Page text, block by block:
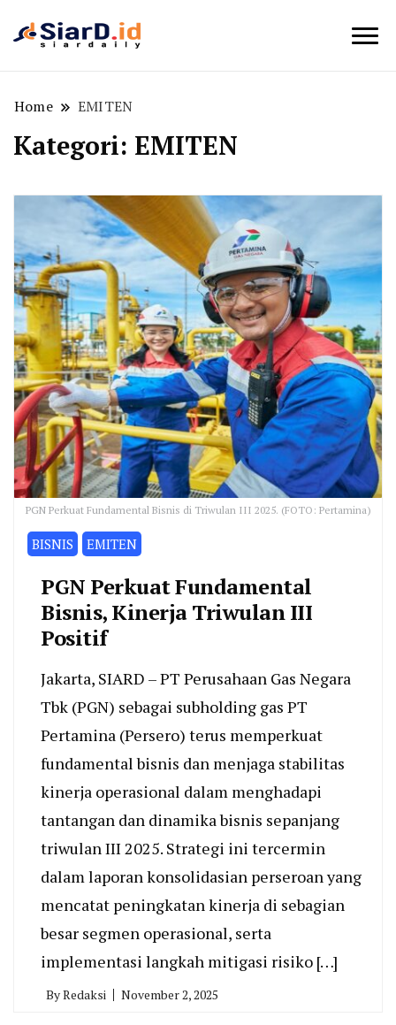
Home EMITEN
Kategori: EMITEN
PGN Perkuat Fundamental Bisnis di Triwulan III 2025. (FOTO: Pertamina)
BISNIS EMITEN
PGN Perkuat Fundamental
Bisnis, Kinerja Triwulan III
Positif
Jakarta, SIARD – PT Perusahaan Gas Negara
Tbk (PGN) sebagai subholding gas PT
Pertamina (Persero) terus memperkuat
fundamental bisnis dan menjaga stabilitas
kinerja operasional dalam menghadapi
tantangan dan dinamika bisnis sepanjang
triwulan III 2025. Strategi ini tercermin
dalam laporan konsolidasian perseroan yang
mencatat peningkatan kinerja di sebagian
besar segmen operasional, serta
implementasi langkah mitigasi risiko […]
ByRedaksi November 2, 2025